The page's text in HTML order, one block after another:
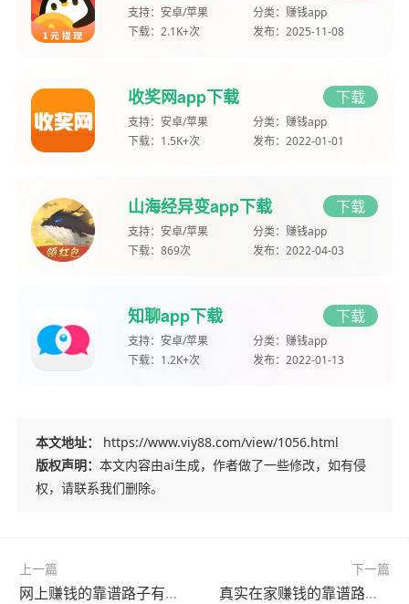
支持： 安卓/苹果 分类： 赚钱app
下载： 2.1K+次 发布： 2025-11-08
收奖网app下载 下载
支持： 安卓/苹果 分类： 赚钱app
下载： 1.5K+次 发布： 2022-01-01
山海经异变app下载 下载
支持： 安卓/苹果 分类： 赚钱app
下载： 869次 发布： 2022-04-03
知聊app下载 下载
支持： 安卓/苹果 分类： 赚钱app
下载： 1.2K+次 发布： 2022-01-13
本文地址：
https://www.viy88.com/view/1056.html
版权声明： 本文内容由ai生成，作者做了一些修改，如有侵
权，请联系我们删除。
上一篇
网上赚钱的靠谱路子有哪些？用这些软件每天轻松赚几十元
下一篇
真实在家赚钱的靠谱路子有哪些？分享四个可兼职赚钱的副业